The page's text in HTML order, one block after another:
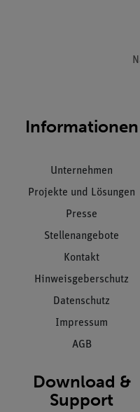
Informationen
Unternehmen
Projekte und Lösungen
Presse
Stellenangebote
Kontakt
Hinweisgeberschutz
Datenschutz
Impressum
AGB
Download &
Support